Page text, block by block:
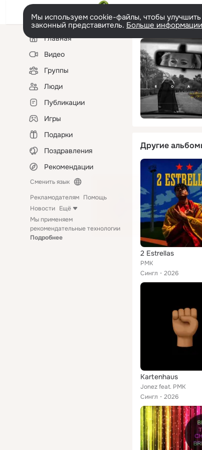
Мы используем cookie-файлы, чтобы
законный представитель. Больше информации
Левая
колонкаГлавная
Видео
Группы
Люди
Публикации
Игры
Подарки
Поздравления
Рекомендации
Сменить язык
Рекламодателям Помощь
Новости Ещё
Мы применяем
рекомендательные технологии
Подробнее
Другие
2 Estrellas
PMK
Сингл
2026
Kartenhaus
Jonez feat. PMK
Сингл
2026